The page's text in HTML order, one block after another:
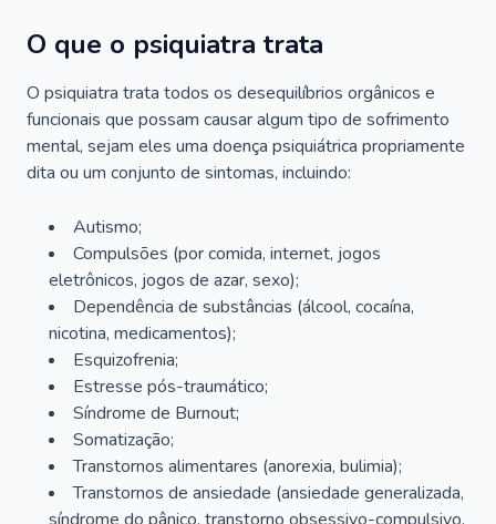
O que o psiquiatra trata
O psiquiatra trata todos os desequilíbrios orgânicos e
funcionais que possam causar algum tipo de sofrimento
mental, sejam eles uma doença psiquiátrica propriamente
dita ou um conjunto de sintomas, incluindo:
Autismo;
Compulsões (por comida, internet, jogos
eletrônicos, jogos de azar, sexo);
Dependência de substâncias (álcool, cocaína,
nicotina, medicamentos);
Esquizofrenia;
Estresse pós-traumático;
Síndrome de Burnout;
Somatização;
Transtornos alimentares (anorexia, bulimia);
Transtornos de ansiedade (ansiedade generalizada,